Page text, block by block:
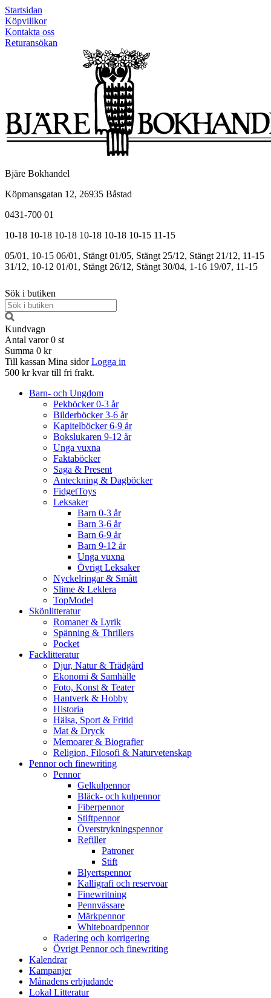
Startsidan
Köpvillkor
Kontakta oss
Returansökan
Bjäre Bokhandel
Köpmansgatan 12, 26935 Båstad
0431-700 01
10-18 10-18 10-18 10-18 10-18 10-15 11-15
05/01, 10-15 06/01, Stängt 01/05, Stängt 25/12, Stängt 21/12, 11-15
31/12, 10-12 01/01, Stängt 26/12, Stängt 30/04, 1-16 19/07, 11-15
Sök i butiken
Kundvagn
Antal varor 0 st
Summa 0 kr
Till kassan Mina sidor Logga in
500 kr kvar till fri frakt.
Barn- och Ungdom
Pekböcker 0-3 år
Bilderböcker 3-6 år
Kapitelböcker 6-9 år
Bokslukaren 9-12 år
Unga vuxna
Faktaböcker
Saga & Present
Anteckning & Dagböcker
FidgetToys
Leksaker
Barn 0-3 år
Barn 3-6 år
Barn 6-9 år
Barn 9-12 år
Unga vuxna
Övrigt Leksaker
Nyckelringar & Smått
Slime & Leklera
TopModel
Skönlitteratur
Romaner & Lyrik
Spänning & Thrillers
Pocket
Facklitteratur
Djur, Natur & Trädgård
Ekonomi & Samhälle
Foto, Konst & Teater
Hantverk & Hobby
Historia
Hälsa, Sport & Fritid
Mat & Dryck
Memoarer & Biografier
Religion, Filosofi & Naturvetenskap
Pennor och finewriting
Pennor
Gelkulpennor
Bläck- och kulpennor
Fiberpennor
Stiftpennor
Överstrykningspennor
Refiller
Patroner
Stift
Blyertspennor
Kalligrafi och reservoar
Finewritning
Pennvässare
Märkpennor
Whiteboardpennor
Radering och korrigering
Övrigt Pennor och finewriting
Kalendrar
Kampanjer
Månadens erbjudande
Lokal Litteratur